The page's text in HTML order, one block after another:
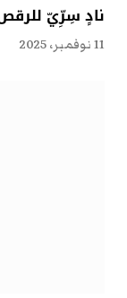
نادٍ سِرِّيّ
11 نوفمبر، 2025